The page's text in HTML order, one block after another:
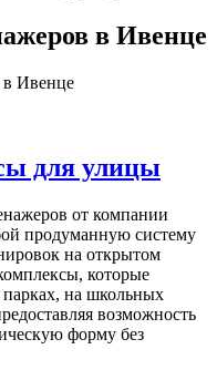
в Ивенце
для улицы
от компании
продуманную систему
на открытом
которые
парках, на школьных
возможность
форму без